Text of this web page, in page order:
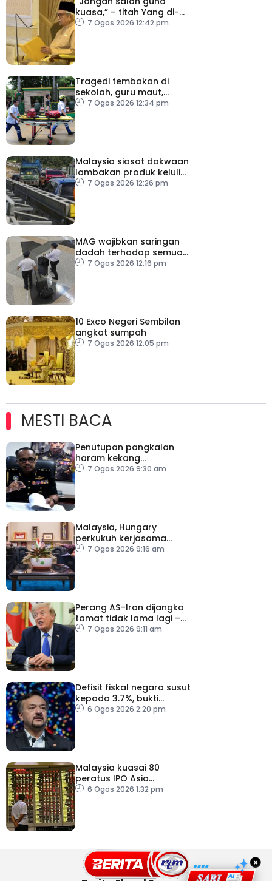
kuasa,” – titah Yang di-
Pertuan Besar Negeri
7 Ogos 2026 12:42 pm
Tragedi tembakan di
sekolah, guru maut,
pelajar bunuh diri
7 Ogos 2026 12:34 pm
Malaysia siasat dakwaan
lambakan produk keluli
dari China, Taiwan dan
7 Ogos 2026 12:26 pm
MAG wajibkan saringan
dadah terhadap semua
juruterbang
7 Ogos 2026 12:16 pm
10 Exco Negeri Sembilan
angkat sumpah
7 Ogos 2026 12:05 pm
MESTI BACA
Penutupan pangkalan
haram kekang
penyeludupan di
7 Ogos 2026 9:30 am
Malaysia, Hungary
perkukuh kerjasama
sektor pertanian
7 Ogos 2026 9:16 am
Perang AS–Iran dijangka
tamat tidak lama lagi –
Trump
7 Ogos 2026 9:11 am
Defisit fiskal negara susut
kepada 3.7%, bukti
keyakinan pelabur masih
6 Ogos 2026 2:20 pm
Malaysia kuasai 80
peratus IPO Asia
Tenggara, kumpul AS$1.4
6 Ogos 2026 1:32 pm
×